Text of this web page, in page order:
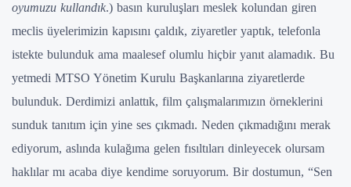
oyumuzu kullandık.) basın kuruluşları meslek kolundan giren
meclis üyelerimizin kapısını çaldık, ziyaretler yaptık, telefonla
istekte bulunduk ama maalesef olumlu hiçbir yanıt alamadık. Bu
yetmedi MTSO Yönetim Kurulu Başkanlarına ziyaretlerde
bulunduk. Derdimizi anlattık, film çalışmalarımızın örneklerini
sunduk tanıtım için yine ses çıkmadı. Neden çıkmadığını merak
ediyorum, aslında kulağıma gelen fısıltıları dinleyecek olursam
haklılar mı acaba diye kendime soruyorum. Bir dostumun, “Sen